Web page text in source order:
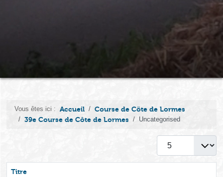
Vous êtes ici : Accueil
Course de Cöte de Lormes
39e Course de Côte de Lormes
Uncategorised
Titre